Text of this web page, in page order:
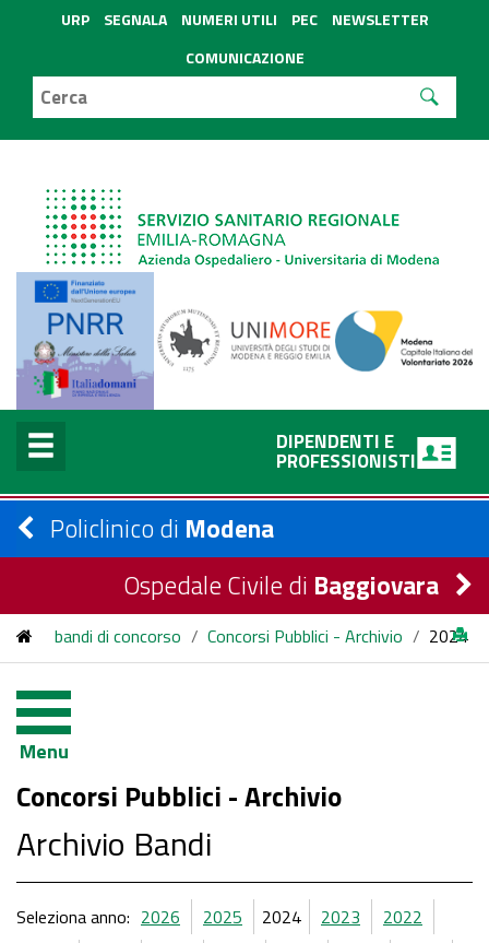
URP SEGNALA NUMERI UTILI PEC
NEWSLETTER
COMUNICAZIONE
DIPENDENTI E
PROFESSIONISTI
Policlinico di Modena
Ospedale Civile di Baggiovara
bandi di concorso / Concorsi Pubblici - Archivio / 2024
Menu
Concorsi Pubblici - Archivio
Archivio Bandi
Seleziona anno: 2026 2025 2024 2023
2022